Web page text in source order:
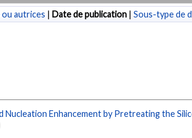
autrices | Date de publication | Sous-type de
Nucleation Enhancement by Pretreating the